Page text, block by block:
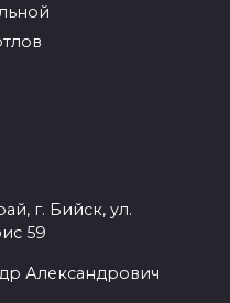
г. Бийск, ул.
59
Александрович